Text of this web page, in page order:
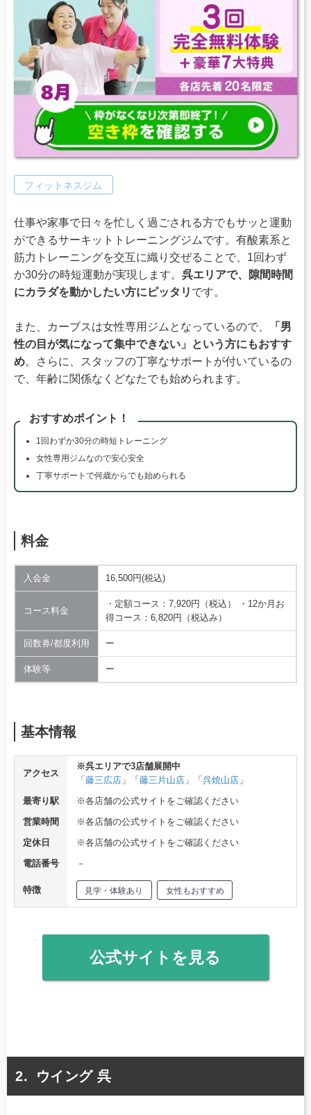
フィットネスジム
仕事や家事で日々を忙しく過ごされる方でもサッと運動
ができるサーキットトレーニングジムです。有酸素系と
筋力トレーニングを交互に織り交ぜることで、1回わず
か30分の時短運動が実現します。 呉エリアで、隙間時間
にカラダを動かしたい方にピッタリ です。
また、カーブスは女性専用ジムとなっているので、
「男
性の目が気になって集中できない」という方にもおすす
め。さらに、スタッフの丁寧なサポートが付いているの
で、年齢に関係なくどなたでも始められます。
おすすめポイント！
1回わずか30分の時短トレーニング
女性専用ジムなので安心安全
丁寧サポートで何歳からでも始められる
料金
入会金 16,500円(税込)
コース料金
・定額コース：7,920円（税込） ・12か月お
得コース：6,820円（税込み）
回数券/都度利用 ー
体験等 ー
基本情報
アクセス
※呉エリアで3店舗展開中
「 藤三広店」「 藤三片山店」「 呉焼山店」
最寄り駅
※各店舗の公式サイトをご確認ください
営業時間
※各店舗の公式サイトをご確認ください
定休日
※各店舗の公式サイトをご確認ください
電話番号
－
特徴 見学・体験あり 女性もおすすめ
公式サイトを見る
ウイング 呉